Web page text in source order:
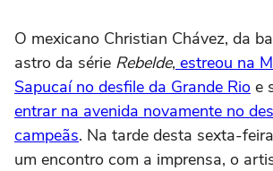
O mexicano Christian Chávez, da
astro da série Rebelde, estreou na
Sapucaí no desfile da Grande Rio e
entrar na avenida novamente no
campeãs. Na tarde desta sexta-
um encontro com a imprensa, o